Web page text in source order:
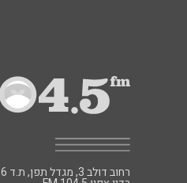
רחוב דולב 3, מגדל תפן, ת.ד 56